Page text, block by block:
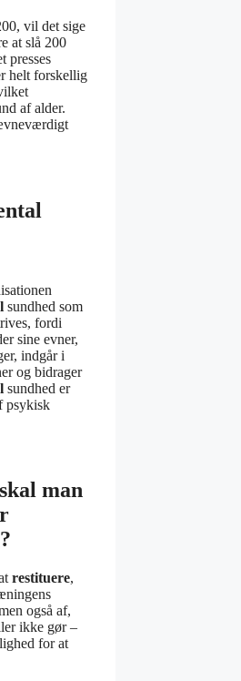
vil det sige
at slå 200
presses
helt forskellig
af alder.
sundhed som
fordi
sine evner,
indgår i
og bidrager
sundhed er
psykisk
man
restituere,
også af,
ikke gør –
for at